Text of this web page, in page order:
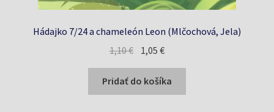
Hádajko 7/24 a chameleón Leon (Mlčochová, Jela)
1,10€ Pôvodná
bola:
1,10 €.
1,05€Aktuálna
je:
1,05 €.
Pridať do košíka